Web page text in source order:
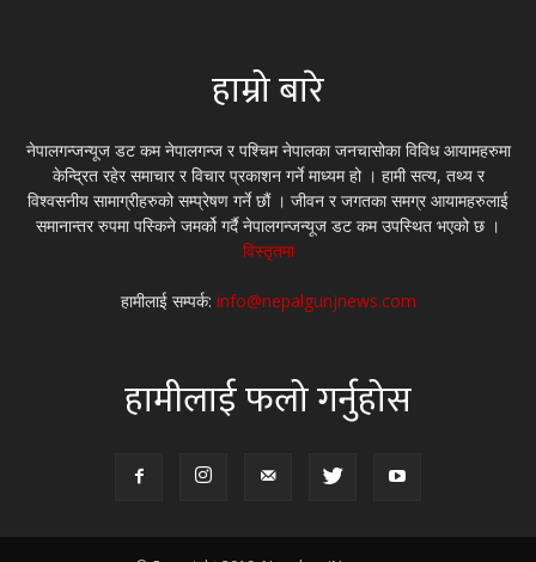
हाम्रो बारे
नेपालगन्जन्यूज डट कम नेपालगन्ज र पश्चिम नेपालका जनचासोका विविध आयामहरुमा
केन्द्रित रहेर समाचार र विचार प्रकाशन गर्ने माध्यम हो । हामी सत्य, तथ्य र
विश्वसनीय सामाग्रीहरुको सम्प्रेषण गर्ने छौं । जीवन र जगतका समग्र आयामहरुलाई
समानान्तर रुपमा पस्किने जमर्को गर्दै नेपालगन्जन्यूज डट कम उपस्थित भएको छ ।
विस्तृतमा
हामीलाई सम्पर्क: info@nepalgunjnews.com
हामीलाई फलो गर्नुहोस